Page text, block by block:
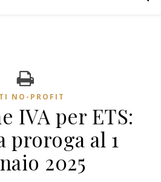
NO-PROFIT
IVA per ETS:
proroga al 1
2025